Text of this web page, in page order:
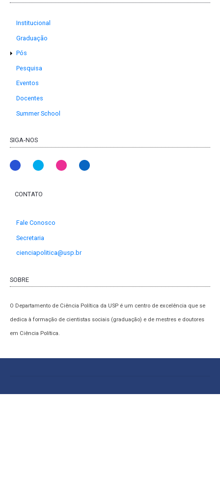
Institucional
Graduação
Pós
Pesquisa
Eventos
Docentes
Summer School
SIGA-NOS
CONTATO
Fale Conosco
Secretaria
cienciapolitica@usp.br
SOBRE
O Departamento de Ciência Política da USP é um centro de excelência que se
dedica à formação de cientistas sociais (graduação) e de mestres e doutores
em Ciência Política.